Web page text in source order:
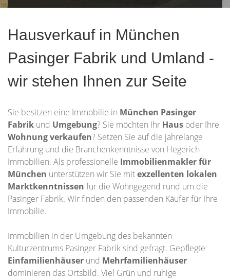
Umgebung
Hausverkauf in München
Pasinger Fabrik und Umland -
wir stehen Ihnen zur Seite
Sie besitzen eine Immobilie in München Pasinger
Fabrik und Umgebung? Sie möchten Ihr Haus oder Ihre
Wohnungverkaufen? Setzen Sie auf die jahrelange
Erfahrung und die Branchenkenntnisse von Hegerich
Immobilien. Als professionelle Immobilienmakler für
München unterstützen wir Sie mitexzellenten lokalen
Marktkenntnissen für die Wohngegend rund um die
Pasinger Fabrik. Wir finden den passenden Käufer für Ihre
Immobilie.
Immobilien in der Umgebung des bekannten
Kulturzentrums Pasinger Fabrik sind gefragt. Gepflegte
Einfamilienhäuser und Mehrfamilienhäuser
dominieren das Ortsbild. Viel Grün und ruhige